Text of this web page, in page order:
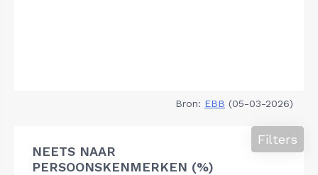
Bron: EBB (05-03-2026)
NEETS NAAR
PERSOONSKENMERKEN (%)
Filters